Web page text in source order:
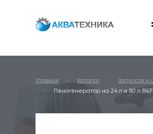
Главная Каталог Запчасти и
Пеногенератор на 24 л и 50 л B&F